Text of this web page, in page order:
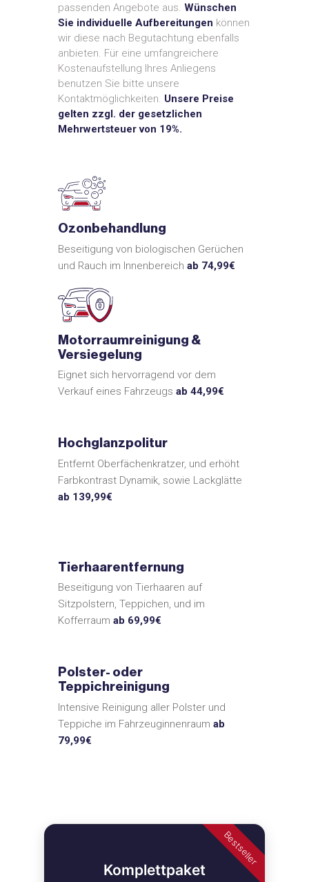
passenden Angebote aus. Wünschen
Sie individuelle Aufbereitungen können
wir diese nach Begutachtung ebenfalls
anbieten. Für eine umfangreichere
Kostenaufstellung Ihres Anliegens
benutzen Sie bitte unsere
Kontaktmöglichkeiten. Unsere Preise
gelten zzgl. der gesetzlichen
Mehrwertsteuer von 19%.
Ozonbehandlung
Beseitigung von biologischen Gerüchen
und Rauch im Innenbereich ab 74,99€
Motorraumreinigung &
Versiegelung
Eignet sich hervorragend vor dem
Verkauf eines Fahrzeugs ab 44,99€
Hochglanzpolitur
Entfernt Oberfächenkratzer, und erhöht
Farbkontrast Dynamik, sowie Lackglätte
ab 139,99€
Tierhaarentfernung
Beseitigung von Tierhaaren auf
Sitzpolstern, Teppichen, und im
Kofferraum ab 69,99€
Polster- oder
Teppichreinigung
Intensive Reinigung aller Polster und
Teppiche im Fahrzeuginnenraum ab
79,99€
Komplettpaket
Bestseller